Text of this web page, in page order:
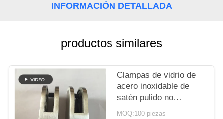
MAPA
DEL
INFORMACIÓN DETALLADA
productos similares
Clampas de vidrio de
acero inoxidable de
satén pulido no
corrosivo para balcón
MOQ:100 piezas